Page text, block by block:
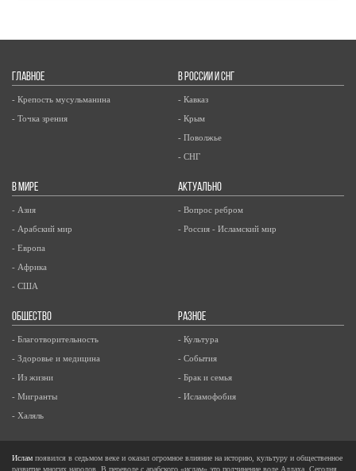
ГЛАВНОЕ
- Крепость мусульманина
- Точка зрения
В РОССИИ И СНГ
- Кавказ
- Крым
- Поволжье
- СНГ
В МИРЕ
- Азия
- Арабский мир
- Европа
- Африка
- США
АКТУАЛЬНО
- Вопрос ребром
- Россия - Исламский мир
ОБЩЕСТВО
- Благотворительность
- Здоровье и медицина
- Из жизни
- Мигранты
- Халяль
РАЗНОЕ
- Культура
- События
- Брак и семья
- Исламофобия
Ислам появился в седьмом веке и оказал огромное влияние на историю, культуру и общественное
развитие многих народов. В переводе с арабского «ислам» это подчинение воле Аллаха. Сегодня